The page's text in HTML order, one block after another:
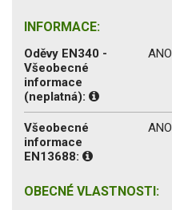
INFORMACE:
Oděvy EN340 -
Všeobecné
informace
(neplatná):
ANO
Všeobecné
informace
EN13688:
ANO
OBECNÉ VLASTNOSTI: